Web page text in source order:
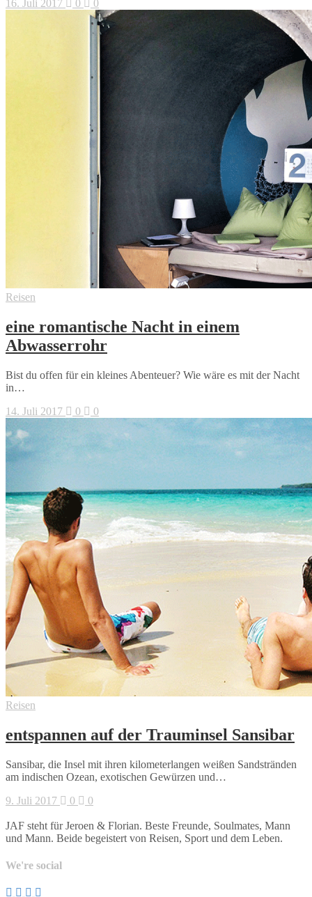
16. Juli 2017 0 0
Reisen
eine romantische Nacht in einem
Abwasserrohr
Bist du offen für ein kleines Abenteuer? Wie wäre es mit der Nacht
in…
14. Juli 2017
0 0
Reisen
entspannen auf der Trauminsel Sansibar
Sansibar, die Insel mit ihren kilometerlangen weißen Sandstränden
am indischen Ozean, exotischen Gewürzen und…
9. Juli 2017
0 0
JAF steht für Jeroen & Florian. Beste Freunde, Soulmates, Mann
und Mann. Beide begeistert von Reisen, Sport und dem Leben.
We're social